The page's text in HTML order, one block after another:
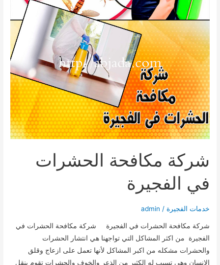
شركة مكافحة الحشرات
في الفجيرة
خدمات الفجيرة /
admin
شركة مكافحة الحشرات في الفجيرة شركة مكافحة الحشرات في
الفجيرة من اكثر المشاكل التي تواجهنا هي انتشار الحشرات
والحشرات مشكله من اكبر المشاكل لأنها تعمل على ازعاج وقلق
الانسان وهي تسبب له الكثير من الذعر والخوف والحشرات تقوم بنقل